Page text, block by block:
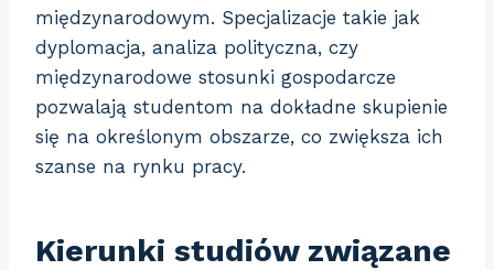
międzynarodowym. Specjalizacje takie jak
dyplomacja, analiza polityczna, czy
międzynarodowe stosunki gospodarcze
pozwalają studentom na dokładne skupienie
się na określonym obszarze, co zwiększa ich
szanse na rynku pracy.
Kierunki studiów związane